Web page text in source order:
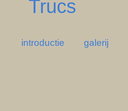
Trucs
introductie galerij